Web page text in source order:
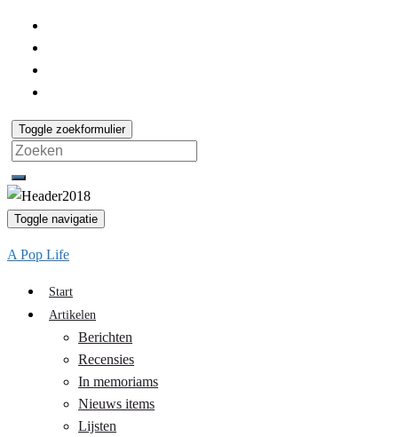
Toggle zoekformulier
Search
for:
Toggle navigatie
A Pop Life
Start
Artikelen
Berichten
Recensies
In memoriams
Nieuws items
Lijsten